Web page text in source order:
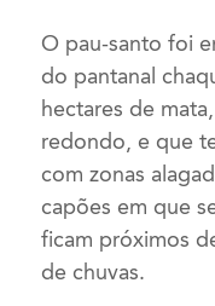
O pau-santo foi
do pantanal
hectares de
redondo, e que
com zonas
capões em que
ficam próximos
de chuvas.